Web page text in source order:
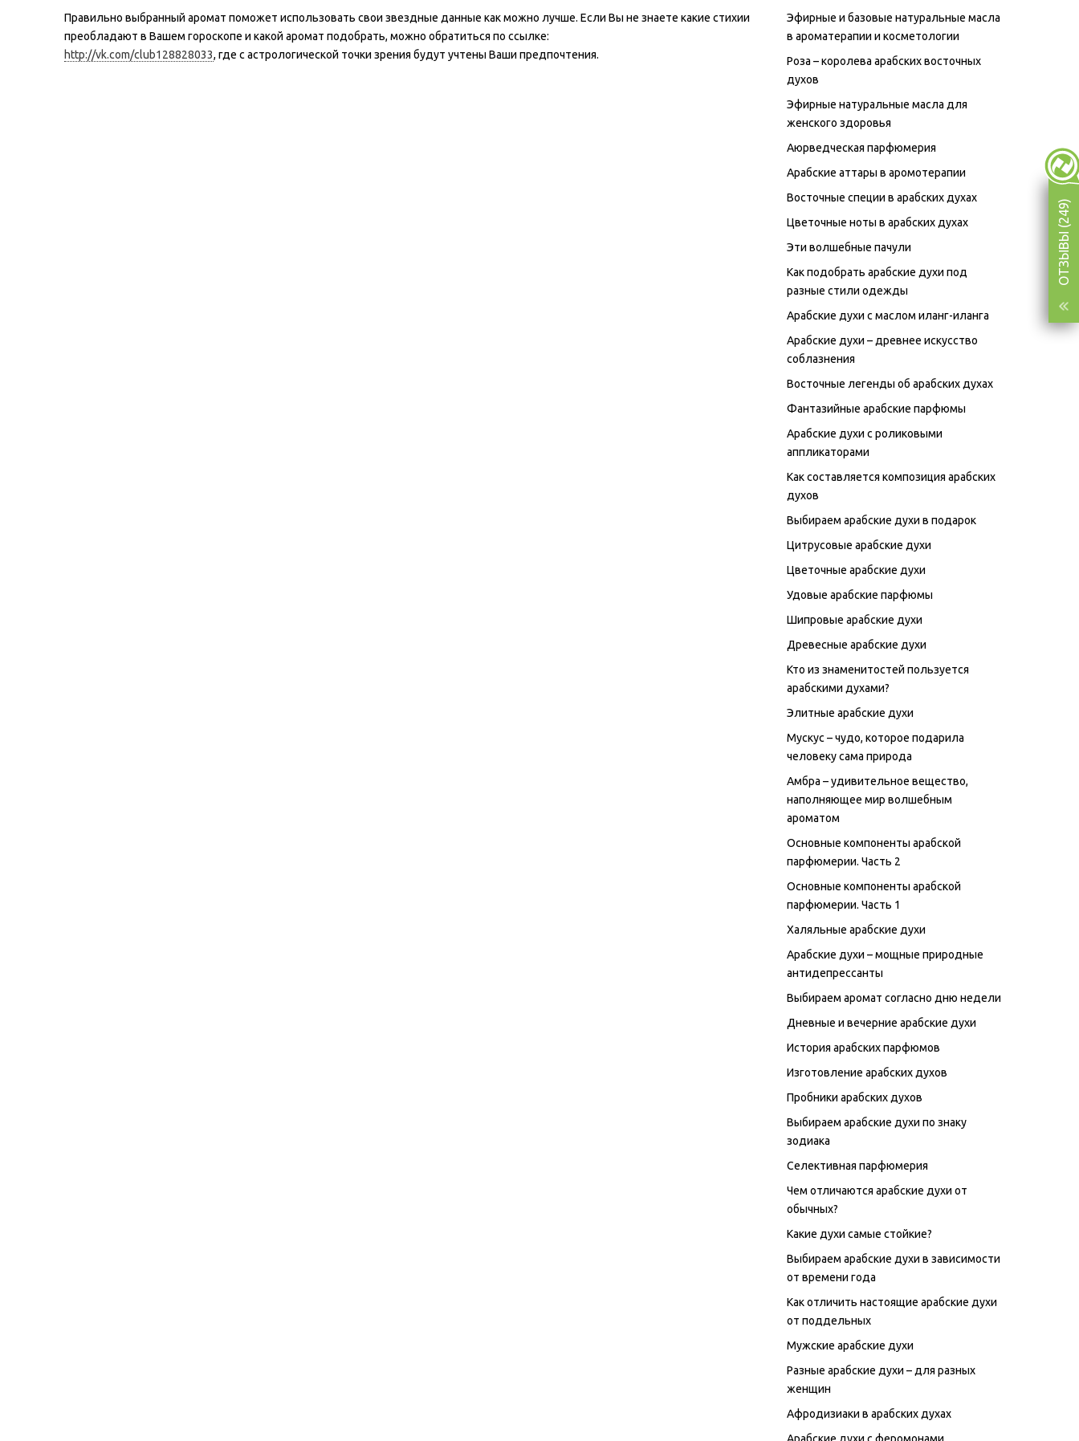
Эфирные и базовые натуральные масла
в ароматерапии и косметологии
Роза – королева арабских восточных
духов
Эфирные натуральные масла для
женского здоровья
Аюрведческая парфюмерия
Арабские аттары в аромотерапии
Восточные специи в арабских духах
Цветочные ноты в арабских духах
Эти волшебные пачули
Как подобрать арабские духи под
разные стили одежды
Арабские духи с маслом иланг-иланга
Арабские духи – древнее искусство
соблазнения
Восточные легенды об арабских духах
Фантазийные арабские парфюмы
Арабские духи с роликовыми
аппликаторами
Как составляется композиция арабских
духов
Выбираем арабские духи в подарок
Цитрусовые арабские духи
Цветочные арабские духи
Удовые арабские парфюмы
Шипровые арабские духи
Древесные арабские духи
Кто из знаменитостей пользуется
арабскими духами?
Элитные арабские духи
Мускус – чудо, которое подарила
человеку сама природа
Амбра – удивительное вещество,
наполняющее мир волшебным
ароматом
Основные компоненты арабской
парфюмерии. Часть 2
Основные компоненты арабской
парфюмерии. Часть 1
Халяльные арабские духи
Арабские духи – мощные природные
антидепрессанты
Выбираем аромат согласно дню недели
Дневные и вечерние арабские духи
История арабских парфюмов
Изготовление арабских духов
Пробники арабских духов
Выбираем арабские духи по знаку
зодиака
Селективная парфюмерия
Чем отличаются арабские духи от
обычных?
Какие духи самые стойкие?
Выбираем арабские духи в зависимости
от времени года
Как отличить настоящие арабские духи
от поддельных
Мужские арабские духи
Разные арабские духи – для разных
женщин
Афродизиаки в арабских духах
Правильно выбранный аромат поможет использовать свои звездные данные как можно лучше. Если Вы не знаете какие стихии
преобладают в Вашем гороскопе и какой аромат подобрать, можно обратиться по ссылке:
http://vk.com/club128828033, где с астрологической точки зрения будут учтены Ваши предпочтения.
ОТЗЫВЫ (249)